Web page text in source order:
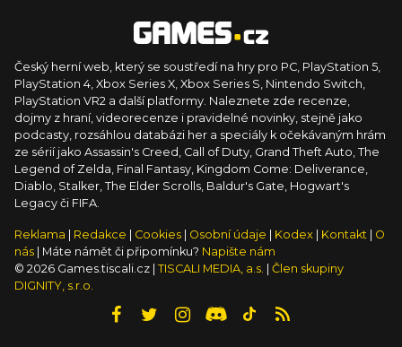
Český herní web, který se soustředí na hry pro PC, PlayStation 5,
PlayStation 4, Xbox Series X, Xbox Series S, Nintendo Switch,
PlayStation VR2 a další platformy. Naleznete zde recenze,
dojmy z hraní, videorecenze i pravidelné novinky, stejně jako
podcasty, rozsáhlou databázi her a speciály k očekávaným hrám
ze sérií jako Assassin's Creed, Call of Duty, Grand Theft Auto, The
Legend of Zelda, Final Fantasy, Kingdom Come: Deliverance,
Diablo, Stalker, The Elder Scrolls, Baldur's Gate, Hogwart's
Legacy či FIFA.
Reklama Redakce Cookies Osobní údaje Kodex Kontakt
O
nás
| Máte námět či připomínku? Napište nám
© 2026 Games.tiscali.cz | TISCALI MEDIA, a.s.
Člen skupiny
DIGNITY, s.r.o.